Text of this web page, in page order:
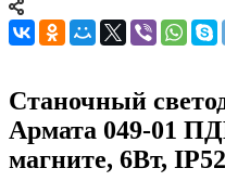
Станочный
Армата 049-01
магните, 6Вт, IP52